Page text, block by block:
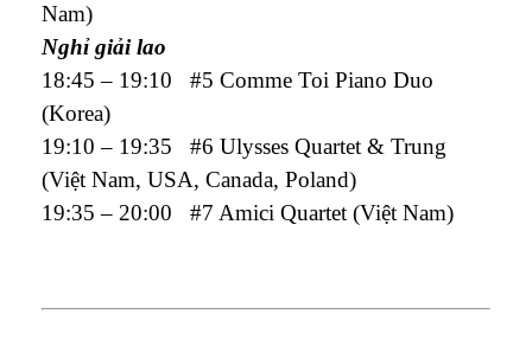
Nam)
Nghỉ giải lao
18:45 – 19:10 #5 Comme Toi Piano Duo
(Korea)
19:10 – 19:35 #6 Ulysses Quartet & Trung
(Việt Nam, USA, Canada, Poland)
19:35 – 20:00 #7 Amici Quartet (Việt Nam)